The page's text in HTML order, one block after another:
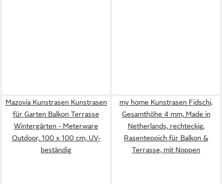
Mazovia Kunstrasen Kunstrasen
für Garten Balkon Terrasse
Wintergärten - Meterware
Outdoor, 100 x 100 cm, UV-
beständig
my home Kunstrasen Fidschi,
Gesamthöhe 4 mm, Made in
Netherlands, rechteckig,
Rasenteppich für Balkon &
Terrasse, mit Noppen